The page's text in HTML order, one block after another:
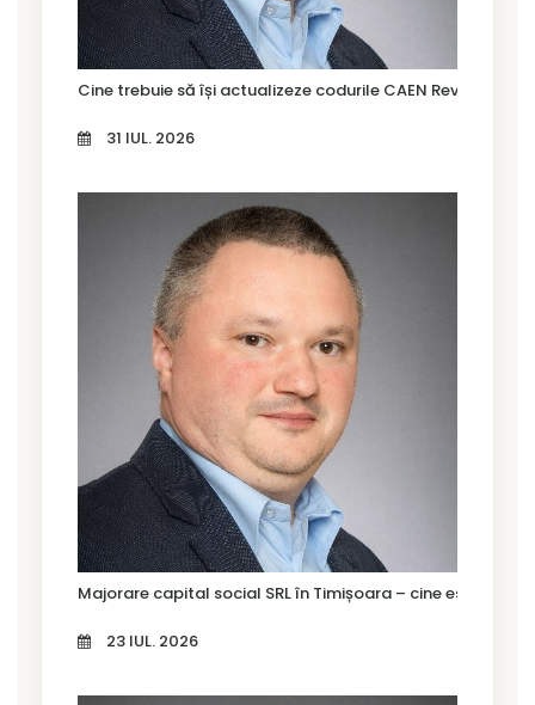
Cine trebuie să își actualizeze codurile CAEN Rev. 3 în
31 IUL. 2026
Majorare capital social SRL în Timișoara – cine este
23 IUL. 2026